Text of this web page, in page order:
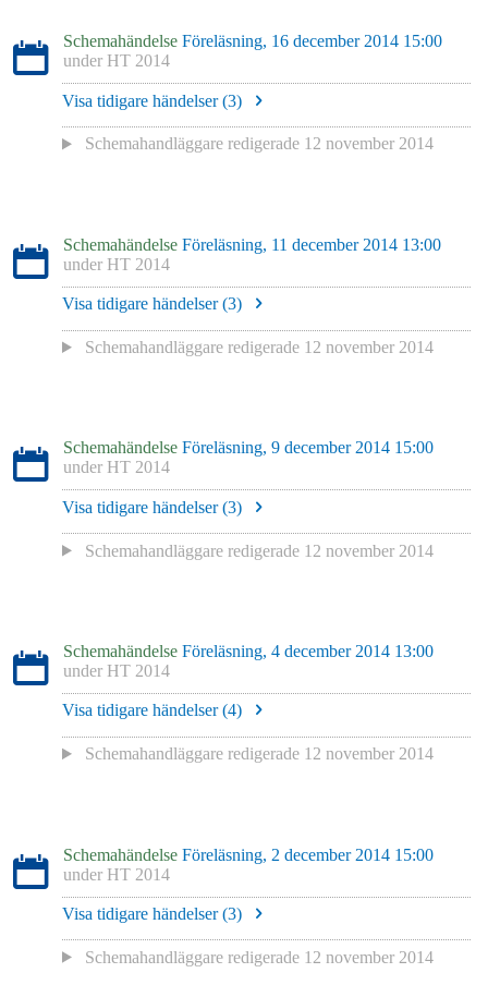
Schemahändelse Föreläsning, 16 december 2014 15:00
under HT 2014
Visa tidigare händelser (3)
Schemahandläggare redigerade 12 november 2014
Schemahändelse Föreläsning, 11 december 2014 13:00
under HT 2014
Visa tidigare händelser (3)
Schemahandläggare redigerade 12 november 2014
Schemahändelse Föreläsning, 9 december 2014 15:00
under HT 2014
Visa tidigare händelser (3)
Schemahandläggare redigerade 12 november 2014
Schemahändelse Föreläsning, 4 december 2014 13:00
under HT 2014
Visa tidigare händelser (4)
Schemahandläggare redigerade 12 november 2014
Schemahändelse Föreläsning, 2 december 2014 15:00
under HT 2014
Visa tidigare händelser (3)
Schemahandläggare redigerade 12 november 2014